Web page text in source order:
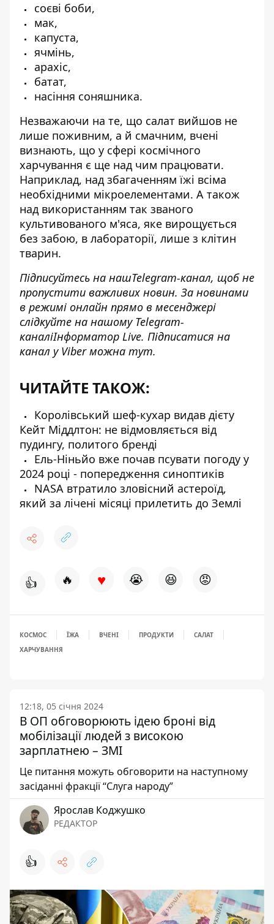
соєві боби,
мак,
капуста,
ячмінь,
арахіс,
батат,
насіння соняшника.
Незважаючи на те, що салат вийшов не
лише поживним, а й смачним, вчені
визнають, що у сфері космічного
харчування є ще над чим працювати.
Наприклад, над збагаченням їжі всіма
необхідними мікроелементами. А також
над використанням так званого
культивованого м'яса, яке вирощується
без забою, в лабораторії, лише з клітин
тварин.
Підписуйтесь на нашTelegram-канал, щоб не
пропустити важливих новин. За новинами
в режимі онлайн прямо в месенджері
слідкуйте на нашому Telegram-
каналіІнформатор Live. Підписатися на
канал у Viber можна тут.
ЧИТАЙТЕ ТАКОЖ:
Королівський шеф-кухар видав дієту
Кейт Міддлтон: не відмовляється від
пудингу, политого бренді
Ель-Ніньйо вже почав псувати погоду у
2024 році - попередження синоптиків
NASA втратило зловісний астероїд,
який за лічені місяці прилетить до Землі
👍 🔥 ♥ 😭 😆 😡
КОСМОС ЇЖА ВЧЕНІ ПРОДУКТИ
САЛАТ
ХАРЧУВАННЯ
12:18, 05 січня 2024
В ОП обговорюють ідею броні від
мобілізації людей з високою
зарплатнею – ЗМІ
Це питання можуть обговорити на наступному
засіданні фракції “Слуга народу”
Ярослав Коджушко
РЕДАКТОР
👍